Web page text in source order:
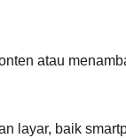
atau
layar, baik